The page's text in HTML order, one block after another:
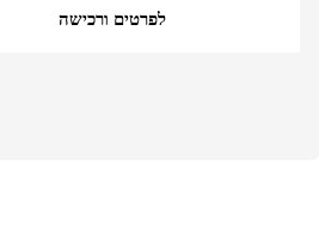
לפרטים ורכישה